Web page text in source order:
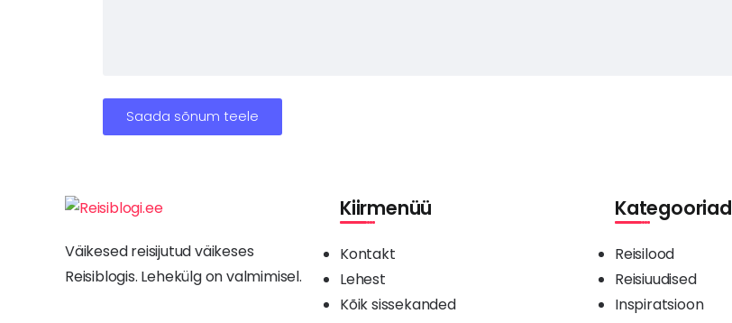
Väikesed reisijutud väikeses
Reisiblogis. Lehekülg on valmimisel.
Kiirmenüü
Kontakt
Lehest
Kõik sissekanded
Kategooriad
Reisilood
Reisiuudised
Inspiratsioon